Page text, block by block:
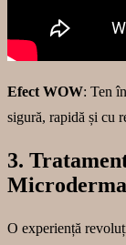
Efect WOW: Ten
sigură, rapidă și cu
3.
O experiență